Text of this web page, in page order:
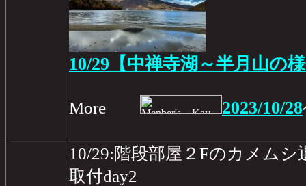
10/29【中禅寺湖～半月山の
More 2023/10/28
10/29:階段部屋２Fのカメムシ
取付day2